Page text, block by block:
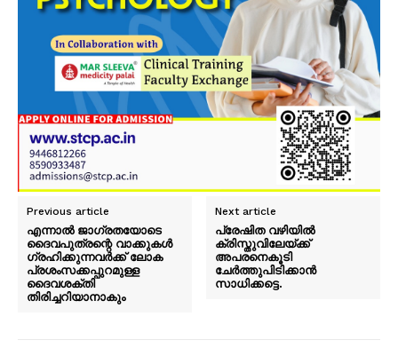
Previous article
എന്നാൽ ജാഗ്രതയോടെ
ദൈവപുത്രന്റെ വാക്കുകൾ
ഗ്രഹിക്കുന്നവർക്ക് ലോക
പ്രശംസക്കപ്പുറമുള്ള
ദൈവശക്തി
തിരിച്ചറിയാനാകും
Next article
പ്രേഷിത വഴിയിൽ
ക്രിസ്തുവിലേയ്ക്ക്
അപരനെകൂടി
ചേർത്തുപിടിക്കാൻ
സാധിക്കട്ടെ.